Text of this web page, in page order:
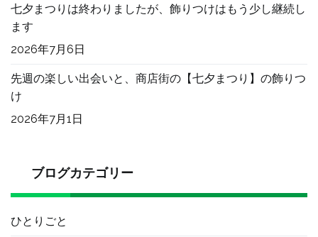
ョ
ン
七夕まつりは終わりましたが、飾りつけはもう少し継続し
ます
2026年7月6日
先週の楽しい出会いと、商店街の【七夕まつり】の飾りつ
け
2026年7月1日
ブログカテゴリー
ひとりごと